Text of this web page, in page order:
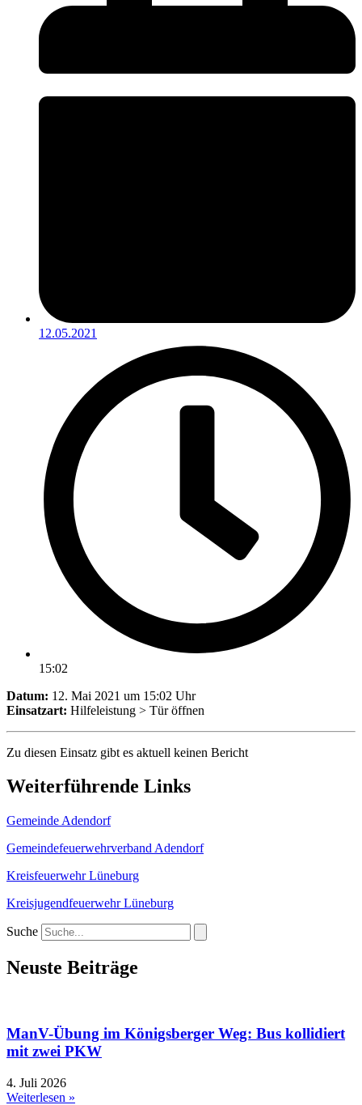
12.05.2021
15:02
Datum: 12. Mai 2021 um 15:02 Uhr
Einsatzart: Hilfeleistung > Tür öffnen
Zu diesen Einsatz gibt es aktuell keinen Bericht
Weiterführende Links
Gemeinde Adendorf
Gemeindefeuerwehrverband Adendorf
Kreisfeuerwehr Lüneburg
Kreisjugendfeuerwehr Lüneburg
Suche
Neuste Beiträge
ManV-Übung im Königsberger Weg: Bus kollidiert
mit zwei PKW
4. Juli 2026
Weiterlesen »